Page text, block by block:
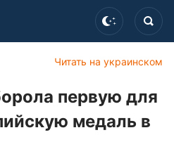
Читать на украинском
первую для
медаль в